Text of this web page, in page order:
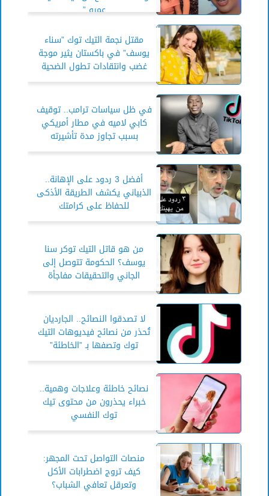
عمرو ”
مقتل نجمة التيك توك ”سناء
يوسف” في باكستان يثير موجة
غضب وانتقادات تطول الضحية
في ظل سياسات ترامب.. توقيف
كابي لاميه في مطار أمريكي
بسبب تجاوز مدة تأشيرته
أفضل 3 ردود على الإهانة..
الذبياني يكشف الطريقة الأذكى
للحفاظ على كرامتك
من هو قاتل التيك توكر سنا
يوسف؟ الحكومة تتوصل إلى
الجاني والتحقيقات مفاجأة
لا تصدقوا النصائح.. الجارديان
تُحذر من نصائح فيديوهات التيك
توك وتصفها بـ ”الخاطئة”
نصائح خاطئة وعلاجات وهمية..
خبراء يحذرون من محتوى تيك
توك النفسي
منصات التواصل تحت المجهر:
كيف تروج اضطرابات الأكل
وتعرقل تعافي الشباب؟